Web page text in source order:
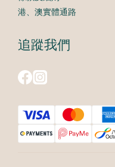
港、澳實體通路
追蹤我們